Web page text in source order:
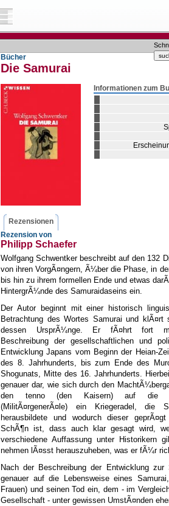
Bücher
Die Samurai
Informationen zum
Rezensionen
Rezension von
Philipp Schaefer
Wolfgang Schwentker beschreibt auf den 132
von ihren VorgÃ¤ngern, Ã¼ber die Phase, in
bis hin zu ihrem formellen Ende und etwas
HintergrÃ¼nde des Samuraidaseins ein.
Der Autor beginnt mit einer historisch
Betrachtung des Wortes Samurai und klÃ¤rt
dessen UrsprÃ¼nge. Er fÃ¤hrt fort
Beschreibung der gesellschaftlichen und
Entwicklung Japans vom Beginn der Heian-
des 8. Jahrhunderts, bis zum Ende des
Shogunats, Mitte des 16. Jahrhunderts.
genauer dar, wie sich durch den
den tenno (den Kaisern) auf die
(MilitÃ¤rgenerÃ¤le) ein Kriegeradel, die
herausbildete und wodurch dieser geprÃ¤gt
SchÃ¶n ist, dass auch klar gesagt wird,
verschiedene Auffassung unter Historikern
nehmen lÃ¤sst herauszuheben, was er fÃ¼r
Nach der Beschreibung der Entwicklung zur
genauer auf die Lebensweise eines
Frauen) und seinen Tod ein, dem - im
Gesellschaft - unter gewissen UmstÃ¤nden